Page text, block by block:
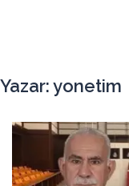
Yazar:yonetim